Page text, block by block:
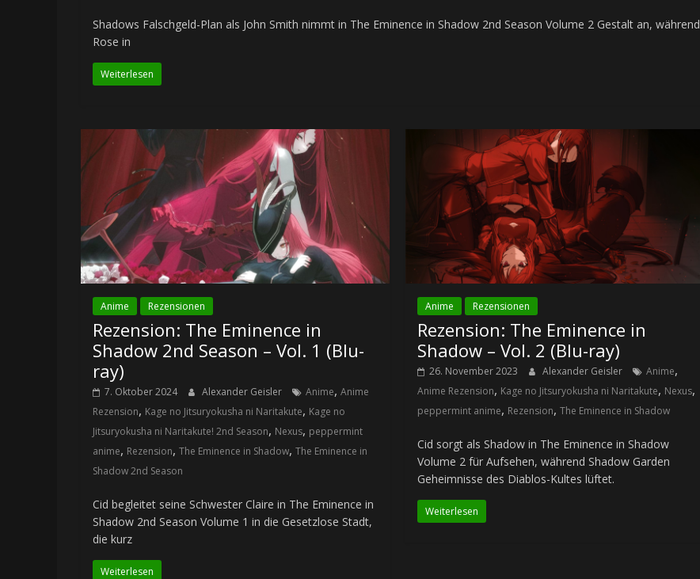
Shadows Falschgeld-Plan als John Smith nimmt in The Eminence in Shadow 2nd Season Volume 2 Gestalt an, während
Rose in
Weiterlesen
Anime Rezensionen
Rezension: The Eminence in
Shadow 2nd Season – Vol. 1 (Blu-
ray)
7. Oktober 2024 Alexander Geisler Anime, Anime
Rezension, Kage no Jitsuryokusha ni Naritakute, Kage no
Jitsuryokusha ni Naritakute! 2nd Season, Nexus, peppermint
anime, Rezension, The Eminence in Shadow, The Eminence in
Shadow 2nd Season
Cid begleitet seine Schwester Claire in The Eminence in
Shadow 2nd Season Volume 1 in die Gesetzlose Stadt,
die kurz
Weiterlesen
Anime Rezensionen
Rezension: The Eminence in
Shadow – Vol. 2 (Blu-ray)
26. November 2023 Alexander Geisler Anime,
Anime Rezension, Kage no Jitsuryokusha ni Naritakute, Nexus,
peppermint anime, Rezension,The Eminence in Shadow
Cid sorgt als Shadow in The Eminence in Shadow
Volume 2 für Aufsehen, während Shadow Garden
Geheimnisse des Diablos-Kultes lüftet.
Weiterlesen